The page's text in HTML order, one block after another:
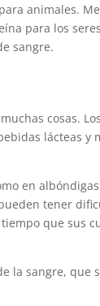
animales.
para los
sangre.
cosas.
lácteas y
en
tener
que sus
la sangre, que